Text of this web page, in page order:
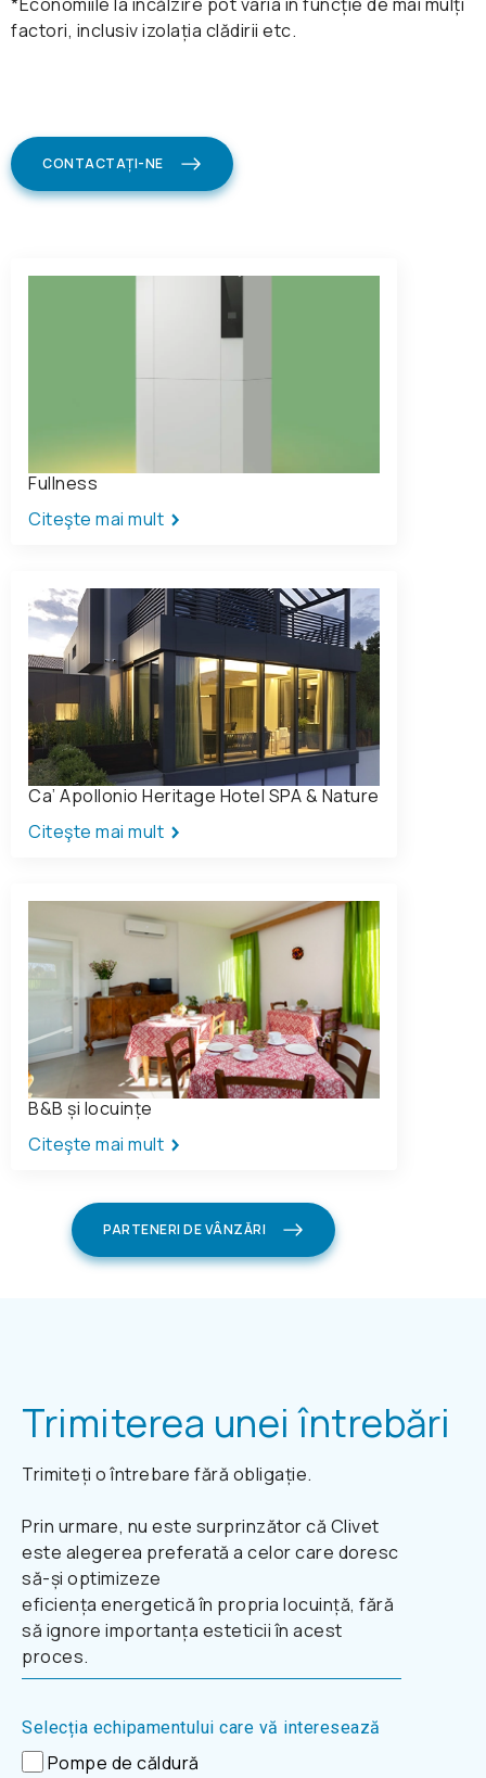
factori, inclusiv izolația clădirii etc.
CONTACTAȚI-NE
Fullness
Citeşte mai mult
Ca’ Apollonio Heritage Hotel SPA & Nature
Citeşte mai mult
B&B și locuințe
Citeşte mai mult
PARTENERI DE VÂNZĂRI
Trimiterea unei întrebări
Trimiteți o întrebare fără obligație.
Prin urmare, nu este surprinzător că Clivet
este alegerea preferată a celor care doresc
să-și optimizeze
eficiența energetică în propria locuință, fără
să ignore importanța esteticii în acest
proces.
Selecția echipamentului care vă interesează
Pompe de căldură